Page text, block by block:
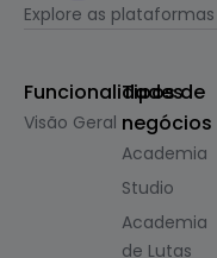
Explore as plataformas
Funcionalidades
Visão Geral
Tipos de
negócios
Academia
Studio
Academia
de Lutas